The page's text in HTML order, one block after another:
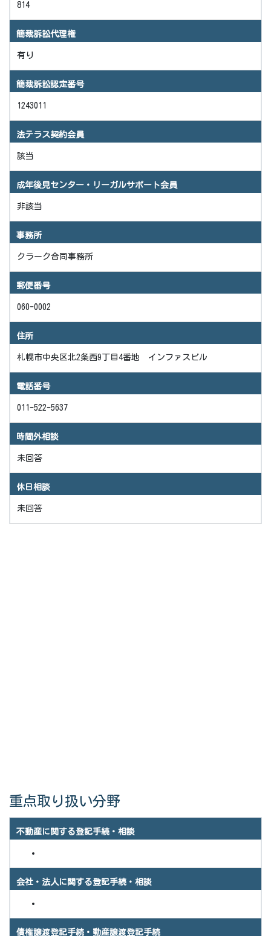
814
簡裁訴訟代理権
有り
簡裁訴訟認定番号
1243011
法テラス契約会員
該当
成年後見センター・リーガルサポート会員
非該当
事務所
クラーク合同事務所
郵便番号
060-0002
住所
札幌市中央区北2条西9丁目4番地 インファスビル
電話番号
011-522-5637
時間外相談
未回答
休日相談
未回答
重点取り扱い分野
不動産に関する登記手続・相談
会社・法人に関する登記手続・相談
債権譲渡登記手続・動産譲渡登記手続